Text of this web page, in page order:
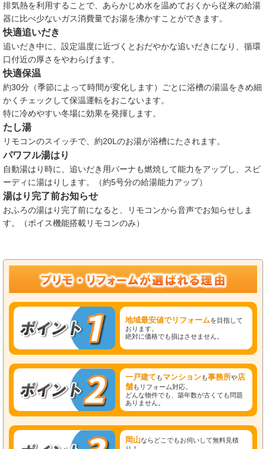
排気熱を利用することで、あらかじめ水を温めておくから従来の給湯
器に比べ少ないガス消費量でお湯を沸かすことができます。
快適追いだき
追いだき中に、設定温度に近づくとおだやかな追いだきになり、循環
口付近の厚さをやわらげます。
快適保温
約30分（季節によって時間が変化します）ごとに浴槽の湯温をきめ細
かくチェックして保温運転をおこないます。
特に冷めやすい冬場に効果を発揮します。
たし湯
リモコンのスイッチで、約20Lのお湯が浴槽にたされます。
パワフル湯はり
自動湯はり時に、追いだき用バーナも燃焼して能力をアップし、スピ
ーディに湯はりします。（約5号分の給湯能力アップ）
湯はり完了前お知らせ
おふろの湯はり完了前になると、リモコンから音声でお知らせしま
す。（ボイス機能搭載リモコンのみ）
地域最安値でリフォームを目指して
おります。
絶対に価格でも損はさせません。
一戸建て もマンションも事務所や店
舗もリフォーム対応。
どんな物件でも、築年数が古くても問題
ありません。
岡山ならどこでもお伺いして無料見積